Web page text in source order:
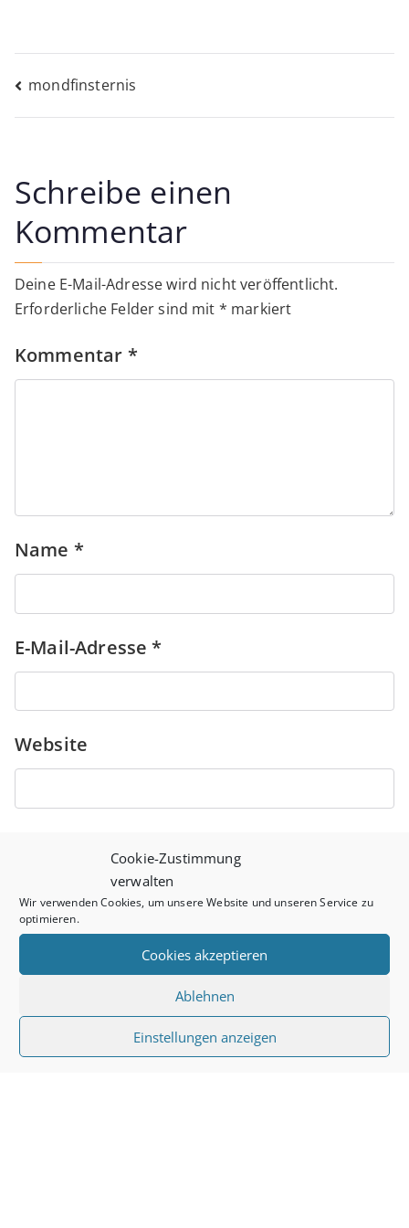
Cookie-Zustimmung
verwalten
Wir verwenden Cookies, um unsere Website und unseren Service zu
optimieren.
Cookies akzeptieren
Ablehnen
Einstellungen anzeigen
Beitragsnavigation
mondfinsternis
Schreibe einen
Kommentar
Deine E-Mail-Adresse wird nicht veröffentlicht.
Erforderliche Felder sind mit * markiert
Kommentar *
Name *
E-Mail-Adresse*
Website
Alternative:
Diese Website verwendet Akismet, um Spam zu
reduzieren.Erfahre, wie deine Kommentardaten
verarbeitet werden.